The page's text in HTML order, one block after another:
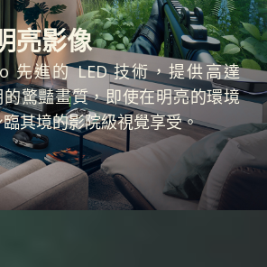
亮影像
先進的 LED 技術，提供高達
的驚豔畫質，即使在明亮的環境
其境的影院級視覺享受。